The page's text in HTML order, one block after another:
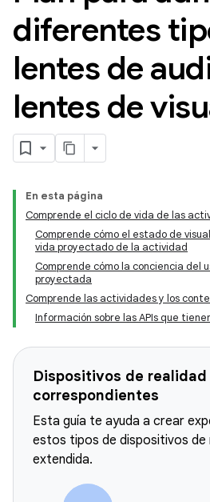
diferentes
lentes de
lentes de
En esta página
Comprende el ciclo de vida de las
Comprende cómo el estado de
vida proyectado de la actividad
Comprende cómo la conciencia
proyectada
Comprende las actividades y los
Información sobre las APIs que
Dispositivos de
correspondientes
Esta guía te ayuda a crear
estos tipos de dispositivos de
extendida.